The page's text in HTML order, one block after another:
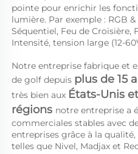
pointe pour enrichir les
lumière. Par exemple : RGB
Séquentiel, Feu de Croisière,
Intensité, tension large (12-
Notre entreprise fabrique et
de golf depuis plus de 15
très bien aux États-Unis
régions notre entreprise a
commerciales stables avec
entreprises grâce à la
telles que Nivel, Madjax et